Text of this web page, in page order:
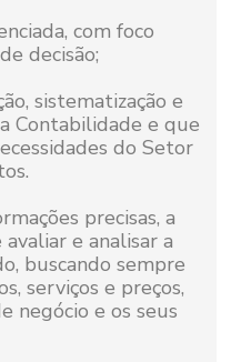
com foco
decisão;
sistematização e
Contabilidade e que
do Setor
precisas, a
e analisar a
buscando sempre
serviços e preços,
negócio e os seus